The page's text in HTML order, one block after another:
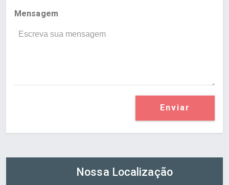
Mensagem
Enviar
Nossa Localização